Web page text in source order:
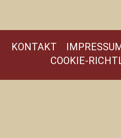
KONTAKT
COOKIE-